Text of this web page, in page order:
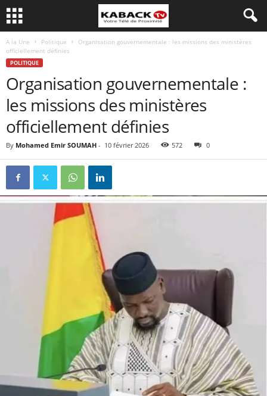
A la Une Politique
Organisation gouvernementale : les missions des ministères
officiellement définies
POLITIQUE
Organisation gouvernementale :
les missions des ministères
officiellement définies
By Mohamed Emir SOUMAH - 10 février 2026 572 0